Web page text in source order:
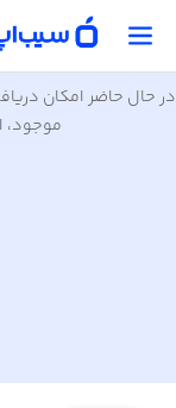
در حال حاضر امکان
موجود،